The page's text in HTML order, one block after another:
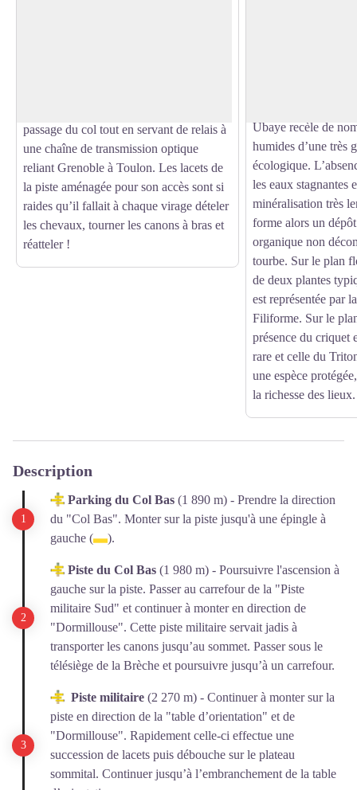
passage du col tout en servant de relais à
une chaîne de transmission optique
reliant Grenoble à Toulon. Les lacets de
la piste aménagée pour son accès sont si
raides qu’il fallait à chaque virage dételer
les chevaux, tourner les canons à bras et
réatteler !
Ubaye recèle de
humides d’une très
écologique.
les eaux stagnantes
minéralisation très
forme alors un
organique non
tourbe. Sur le plan
de deux plantes
est représentée par
Filiforme. Sur le
présence du criquet
rare et celle du
une espèce
la richesse des lieux.
Description
Parking du Col Bas (1 890 m) - Prendre la direction
du "Col Bas". Monter sur la piste jusqu'à une épingle à
gauche (
).
Piste du Col Bas (1 980 m) - Poursuivre l'ascension à
gauche sur la piste. Passer au carrefour de la "Piste
militaire Sud" et continuer à monter en direction de
"Dormillouse". Cette piste militaire servait jadis à
transporter les canons jusqu’au sommet. Passer sous le
télésiège de la Brèche et poursuivre jusqu’à un carrefour.
Piste militaire (2 270 m) - Continuer à monter sur la
piste en direction de la "table d’orientation" et de
"Dormillouse". Rapidement celle-ci effectue une
succession de lacets puis débouche sur le plateau
sommital. Continuer jusqu’à l’embranchement de la table